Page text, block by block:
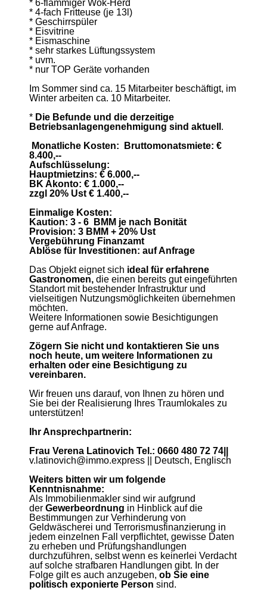
* 6-flammiger Wok-Herd
* 4-fach Fritteuse (je 13l)
* Geschirrspüler
* Eisvitrine
* Eismaschine
* sehr starkes Lüftungssystem
* uvm.
* nur TOP Geräte vorhanden
Im Sommer sind ca. 15 Mitarbeiter beschäftigt, im
Winter arbeiten ca. 10 Mitarbeiter.
* Die Befunde und die derzeitige
Betriebsanlagengenehmigung sind aktuell .
Monatliche Kosten: Bruttomonatsmiete: €
8.400,--
Aufschlüsselung:
Hauptmietzins: € 6.000,--
BK Akonto: € 1.000,--
zzgl 20% Ust € 1.400,--
Einmalige Kosten:
Kaution: 3 - 6 BMM je nach Bonität
Provision: 3 BMM + 20% Ust
Vergebührung Finanzamt
Ablöse für Investitionen: auf Anfrage
Das Objekt eignet sich ideal für erfahrene
Gastronomen, die einen bereits gut eingeführten
Standort mit bestehender Infrastruktur und
vielseitigen Nutzungsmöglichkeiten übernehmen
möchten.
Weitere Informationen sowie Besichtigungen
gerne auf Anfrage.
Zögern Sie nicht und kontaktieren Sie uns
noch heute, um weitere Informationen zu
erhalten oder eine Besichtigung zu
vereinbaren.
Wir freuen uns darauf, von Ihnen zu hören und
Sie bei der Realisierung Ihres Traumlokales zu
unterstützen!
Ihr Ansprechpartnerin:
Frau Verena Latinovich Tel.: 0660 480 72 74||
v.latinovich@immo.express || Deutsch, Englisch
Weiters bitten wir um folgende
Kenntnisnahme:
Als Immobilienmakler sind wir aufgrund
der Gewerbeordnung in Hinblick auf die
Bestimmungen zur Verhinderung von
Geldwäscherei und Terrorismusfinanzierung in
jedem einzelnen Fall verpflichtet, gewisse Daten
zu erheben und Prüfungshandlungen
durchzuführen, selbst wenn es keinerlei Verdacht
auf solche strafbaren Handlungen gibt. In der
Folge gilt es auch anzugeben, ob Sie eine
politisch exponierte Person sind.